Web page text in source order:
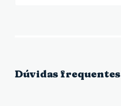
Dúvidas frequentes